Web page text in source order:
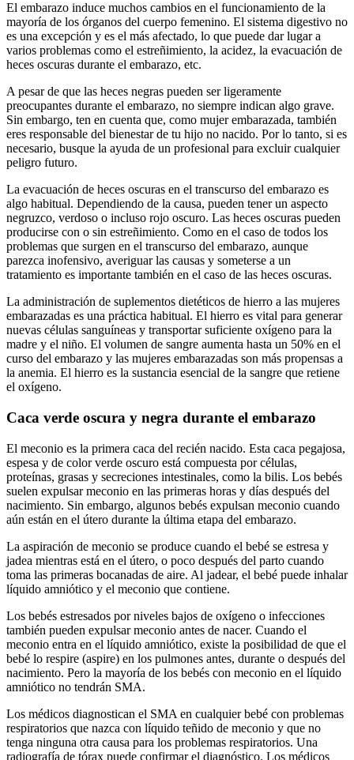
El embarazo induce muchos cambios en el funcionamiento de la
mayoría de los órganos del cuerpo femenino. El sistema digestivo no
es una excepción y es el más afectado, lo que puede dar lugar a
varios problemas como el estreñimiento, la acidez, la evacuación de
heces oscuras durante el embarazo, etc.
A pesar de que las heces negras pueden ser ligeramente
preocupantes durante el embarazo, no siempre indican algo grave.
Sin embargo, ten en cuenta que, como mujer embarazada, también
eres responsable del bienestar de tu hijo no nacido. Por lo tanto, si es
necesario, busque la ayuda de un profesional para excluir cualquier
peligro futuro.
La evacuación de heces oscuras en el transcurso del embarazo es
algo habitual. Dependiendo de la causa, pueden tener un aspecto
negruzco, verdoso o incluso rojo oscuro. Las heces oscuras pueden
producirse con o sin estreñimiento. Como en el caso de todos los
problemas que surgen en el transcurso del embarazo, aunque
parezca inofensivo, averiguar las causas y someterse a un
tratamiento es importante también en el caso de las heces oscuras.
La administración de suplementos dietéticos de hierro a las mujeres
embarazadas es una práctica habitual. El hierro es vital para generar
nuevas células sanguíneas y transportar suficiente oxígeno para la
madre y el niño. El volumen de sangre aumenta hasta un 50% en el
curso del embarazo y las mujeres embarazadas son más propensas a
la anemia. El hierro es la sustancia esencial de la sangre que retiene
el oxígeno.
Caca verde oscura y negra durante el embarazo
El meconio es la primera caca del recién nacido. Esta caca pegajosa,
espesa y de color verde oscuro está compuesta por células,
proteínas, grasas y secreciones intestinales, como la bilis. Los bebés
suelen expulsar meconio en las primeras horas y días después del
nacimiento. Sin embargo, algunos bebés expulsan meconio cuando
aún están en el útero durante la última etapa del embarazo.
La aspiración de meconio se produce cuando el bebé se estresa y
jadea mientras está en el útero, o poco después del parto cuando
toma las primeras bocanadas de aire. Al jadear, el bebé puede inhalar
líquido amniótico y el meconio que contiene.
Los bebés estresados por niveles bajos de oxígeno o infecciones
también pueden expulsar meconio antes de nacer. Cuando el
meconio entra en el líquido amniótico, existe la posibilidad de que el
bebé lo respire (aspire) en los pulmones antes, durante o después del
nacimiento. Pero la mayoría de los bebés con meconio en el líquido
amniótico no tendrán SMA.
Los médicos diagnostican el SMA en cualquier bebé con problemas
respiratorios que nazca con líquido teñido de meconio y que no
tenga ninguna otra causa para los problemas respiratorios. Una
radiografía de tórax puede confirmar el diagnóstico. Los médicos